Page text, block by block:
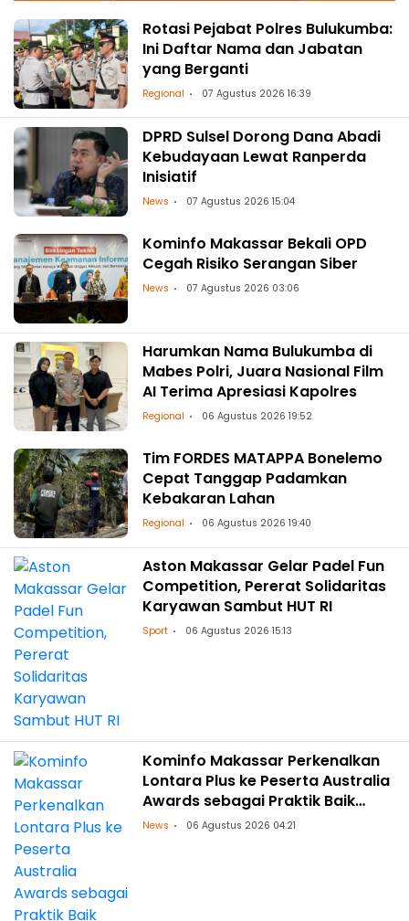
Rotasi Pejabat Polres Bulukumba:
Ini Daftar Nama dan Jabatan
yang Berganti
Regional 07 Agustus 2026 16:39
DPRD Sulsel Dorong Dana Abadi
Kebudayaan Lewat Ranperda
Inisiatif
News 07 Agustus 2026 15:04
Kominfo Makassar Bekali OPD
Cegah Risiko Serangan Siber
News 07 Agustus 2026 03:06
Harumkan Nama Bulukumba di
Mabes Polri, Juara Nasional Film
AI Terima Apresiasi Kapolres
Regional 06 Agustus 2026 19:52
Tim FORDES MATAPPA Bonelemo
Cepat Tanggap Padamkan
Kebakaran Lahan
Regional 06 Agustus 2026 19:40
Aston Makassar Gelar Padel Fun
Competition, Pererat Solidaritas
Karyawan Sambut HUT RI
Sport 06 Agustus 2026 15:13
Kominfo Makassar Perkenalkan
Lontara Plus ke Peserta Australia
Awards sebagai Praktik Baik
Transformasi Digital
News 06 Agustus 2026 04:21